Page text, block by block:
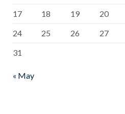
17 18 19 20
24
25 26 27
31
« May